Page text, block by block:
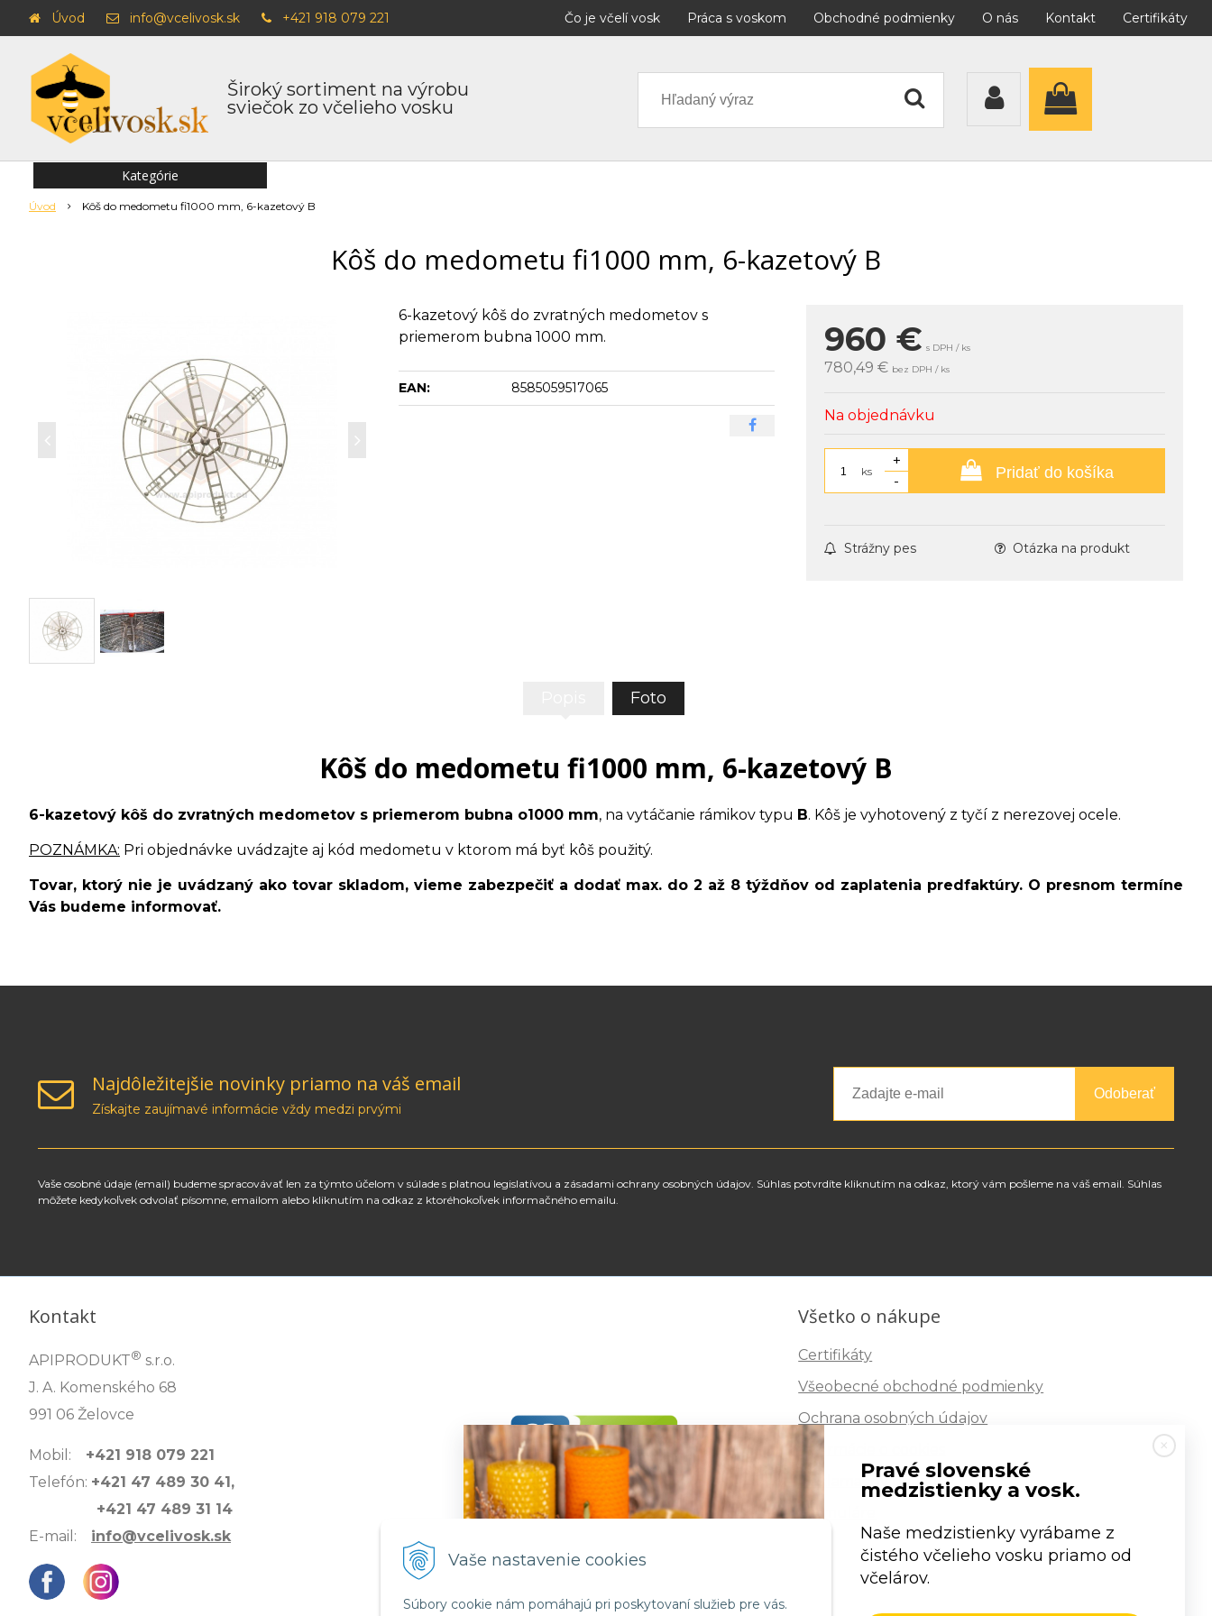
Vaše nastavenie cookies
Súbory cookie nám pomáhajú pri poskytovaní služieb pre vás.
Široký sortiment na výrobu
sviečok zo včelieho vosku
Úvod info@vcelivosk.sk +421 918 079 221 Čo je včelí vosk Práca s voskom Obchodné podmienky O nás Kontakt Certifikáty
Úvod Kôš do medometu fi1000 mm, 6-kazetový B
Kôš do medometu fi1000 mm, 6-kazetový B
960 € s DPH / ks
780,49 € bez DPH / ks
Na objednávku
ks
+
-
Pridať do košíka
Strážny pes Otázka na produkt
6-kazetový kôš do zvratných medometov s
priemerom bubna 1000 mm.
EAN: 8585059517065
Foto
Kôš do medometu fi1000 mm, 6-kazetový B
6-kazetový kôš do zvratných medometov s priemerom bubna o1000 mm, na vytáčanie rámikov typu B. Kôš je vyhotovený z tyčí z nerezovej ocele.
POZNÁMKA: Pri objednávke uvádzajte aj kód medometu v ktorom má byť kôš použitý.
Tovar, ktorý nie je uvádzaný ako tovar skladom, vieme zabezpečiť a dodať max. do 2 až 8 týždňov od zaplatenia predfaktúry. O presnom termíne
Vás budeme informovať.
Kategórie
Najdôležitejšie novinky priamo na váš email
Získajte zaujímavé informácie vždy medzi prvými
Odoberať
Vaše osobné údaje (email) budeme spracovávať len za týmto účelom v súlade s platnou legislatívou a zásadami ochrany osobných údajov. Súhlas potvrdíte kliknutím na odkaz, ktorý vám pošleme na váš email. Súhlas
môžete kedykoľvek odvolať písomne, emailom alebo kliknutím na odkaz z ktoréhokoľvek informačného emailu.
Kontakt
APIPRODUKT® s.r.o.
J. A. Komenského 68
991 06 Želovce
Mobil: +421 918 079 221
Telefón: +421 47 489 30 41,
+421 47 489 31 14
E-mail: info@vcelivosk.sk
Všetko o nákupe
Certifikáty
Všeobecné obchodné podmienky
Ochrana osobných údajov
Informácie o cookies
Reklamačný poriadok
Formuláre
Pravé slovenské
medzistienky a vosk.
Naše medzistienky vyrábame z
čistého včelieho vosku priamo od
včelárov.